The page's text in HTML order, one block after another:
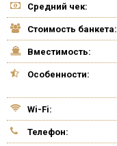
Средний чек:
Стоимость банкета:
Вместимость:
Особенности:
Wi-Fi:
Телефон: